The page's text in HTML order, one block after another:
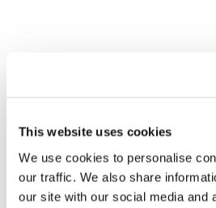
This website uses cookies
We use cookies to personalise
our traffic. We also share
our site with our social media and
Werden Sie